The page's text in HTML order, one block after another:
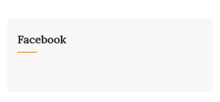
Facebook